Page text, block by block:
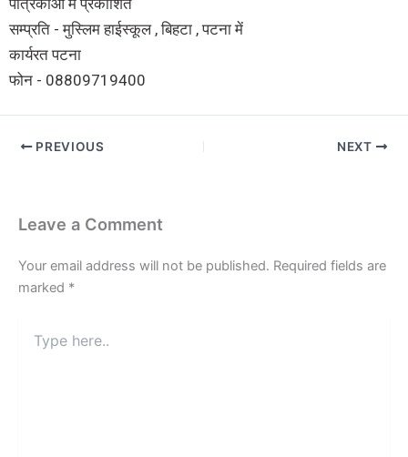
पत्रिकाओं में प्रकाशित
सम्प्रति - मुस्लिम हाईस्कूल , बिहटा , पटना में
कार्यरत पटना
फोन - 08809719400
PREVIOUS NEXT
Leave a Comment
Your email address will not be published. Required fields are
marked *
here..